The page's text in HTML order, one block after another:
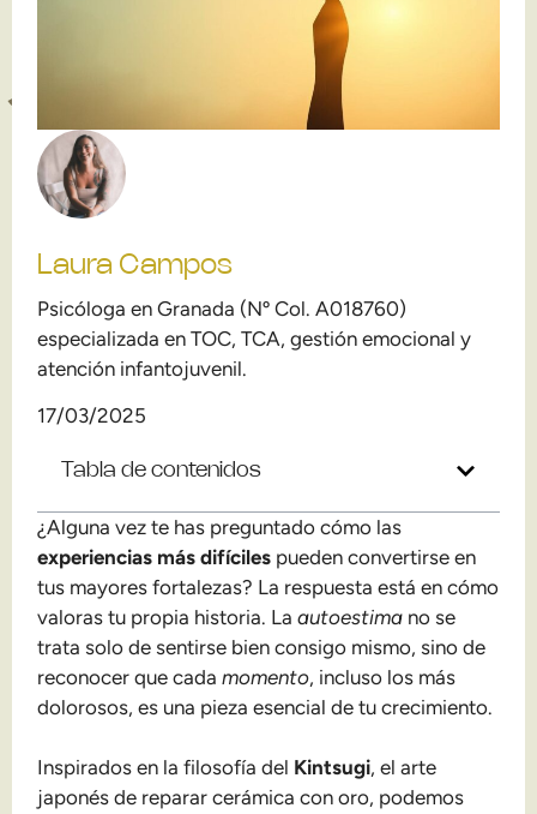
Laura Campos
Psicóloga en Granada (Nº Col. A018760)
especializada en TOC, TCA, gestión emocional y
atención infantojuvenil.
17/03/2025
Tabla de contenidos
¿Alguna vez te has preguntado cómo las
experiencias más difíciles pueden convertirse en
tus mayores fortalezas? La respuesta está en cómo
valoras tu propia historia. Laautoestima no se
trata solo de sentirse bien consigo mismo, sino de
reconocer que cadamomento, incluso los más
dolorosos, es una pieza esencial de tu crecimiento.
Inspirados en la filosofía del Kintsugi, el arte
japonés de reparar cerámica con oro, podemos